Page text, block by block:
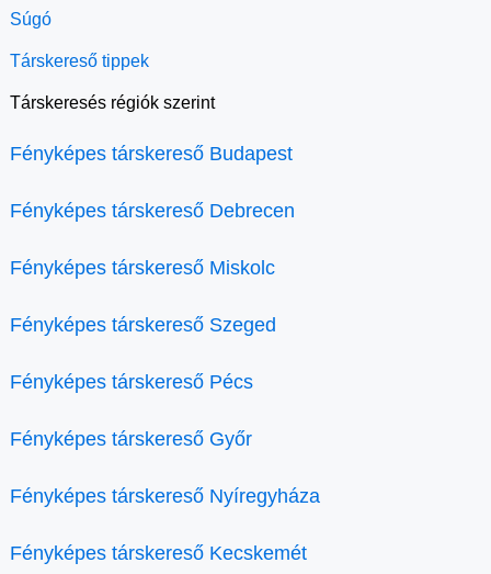
Súgó
Társkereső tippek
Társkeresés régiók szerint
Fényképes társkereső Budapest
Fényképes társkereső Debrecen
Fényképes társkereső Miskolc
Fényképes társkereső Szeged
Fényképes társkereső Pécs
Fényképes társkereső Győr
Fényképes társkereső Nyíregyháza
Fényképes társkereső Kecskemét